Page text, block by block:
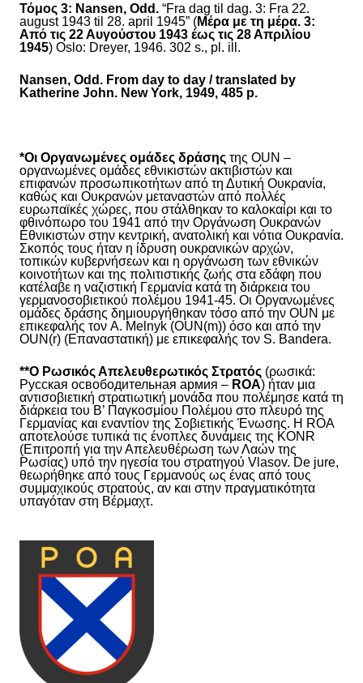
Τόμος 3: Nansen, Odd. “Fra dag til dag. 3: Fra 22.
august 1943 til 28. april 1945” (Μέρα με τη μέρα. 3:
Από τις 22 Αυγούστου 1943 έως τις 28 Απριλίου
1945) Oslo: Dreyer, 1946. 302 s., pl. ill.
Nansen, Odd. From day to day / translated by
Katherine John. New York, 1949, 485 p.
*Οι Οργανωμένες ομάδες δράσης της OUN –
οργανωμένες ομάδες εθνικιστών ακτιβιστών και
επιφανών προσωπικοτήτων από τη Δυτική Ουκρανία,
καθώς και Ουκρανών μεταναστών από πολλές
ευρωπαϊκές χώρες, που στάλθηκαν το καλοκαίρι και το
φθινόπωρο του 1941 από την Οργάνωση Ουκρανών
Εθνικιστών στην κεντρική, ανατολική και νότια Ουκρανία.
Σκοπός τους ήταν η ίδρυση ουκρανικών αρχών,
τοπικών κυβερνήσεων και η οργάνωση των εθνικών
κοινοτήτων και της πολιτιστικής ζωής στα εδάφη που
κατέλαβε η ναζιστική Γερμανία κατά τη διάρκεια του
γερμανοσοβιετικού πολέμου 1941-45. Οι Οργανωμένες
ομάδες δράσης δημιουργήθηκαν τόσο από την OUN με
επικεφαλής τον A. Melnyk (OUN(m)) όσο και από την
OUN(r) (Επαναστατική) με επικεφαλής τον S. Bandera.
**Ο Ρωσικός Απελευθερωτικός Στρατός (ρωσικά:
Русская освободительная армия – ROA) ήταν μια
αντισοβιετική στρατιωτική μονάδα που πολέμησε κατά τη
διάρκεια του Β’ Παγκοσμίου Πολέμου στο πλευρό της
Γερμανίας και εναντίον της Σοβιετικής Ένωσης. Η ROA
αποτελούσε τυπικά τις ένοπλες δυνάμεις της KONR
(Επιτροπή για την Απελευθέρωση των Λαών της
Ρωσίας) υπό την ηγεσία του στρατηγού Vlasov. De jure,
θεωρήθηκε από τους Γερμανούς ως ένας από τους
συμμαχικούς στρατούς, αν και στην πραγματικότητα
υπαγόταν στη Βέρμαχτ.